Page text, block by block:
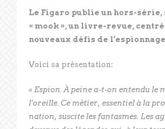
Le Figaro publie un hors-série,
« mook », un livre-revue,
nouveaux défis de
Voici sa présentation:
« Espion. À peine a-t-on entendu le
l’oreille. Ce métier, essentiel à la
nation, suscite les fantasmes. Les